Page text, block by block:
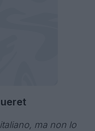
ma non lo